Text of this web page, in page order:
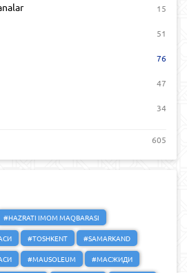
15
51
76
47
34
605
#HAZRATI IMOM MAQBARASI
#TOSHKENT
#SAMARKAND
#MAUSOLEUM
#МАСЖИДИ